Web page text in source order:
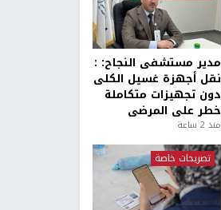
مدير مستشفى النجاح: :
نقل أجهزة غسيل الكلى
دون تجهيزات متكاملة
خطر على المرضى
منذ 2 ساعة
تصريحات خاصة